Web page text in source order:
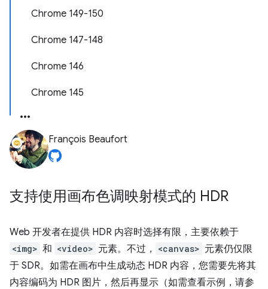
Chrome 149-150
Chrome 147-148
Chrome 146
Chrome 145
François Beaufort
支持使用画布色调映射模式的 HDR
Web 开发者在提供 HDR 内容时选择有限，主要依赖于
<img> 和 <video> 元素。不过， <canvas> 元素仍仅限
于 SDR。如需在画布中生成动态 HDR 内容，您需要先将其
内容编码为 HDR 图片，然后再显示（如需查看示例，请参